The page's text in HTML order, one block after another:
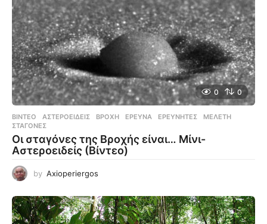
0 0
ΒΊΝΤΕΟ ΑΣΤΕΡΟΕΙΔΕΊΣ ,ΒΡΟΧΉ ,ΈΡΕΥΝΑ ,ΕΡΕΥΝΗΤΈΣ ,ΜΕΛΈΤΗ
ΣΤΑΓΌΝΕΣ
Οι σταγόνες της Βροχής είναι… Μίνι-
Αστεροειδείς (Βίντεο)
by Axioperiergos